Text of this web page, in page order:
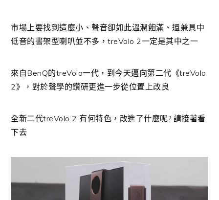
市場上要找到這麼小、聲音卻如此溫潤飽滿、還兼具中
低音的書架型喇叭並不多，treVolo 2一定是其中之一
來自BenQ的treVolo一代，到今天邁向第二代《treVolo
2》，對於聲學的鑽研更進一步從位置上改良
全新二代treVolo 2 有何特色，改進了什麼呢? 請接著看
下去